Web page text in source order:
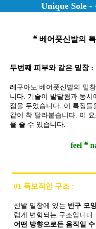
Unique Sole
❝ 베어풋신발의
두번째 피부와 같은 밑창 :
레구아노 베어풋신발의 밑
니다. 기술이 발달됨과 동시
점을 두었습니다. 이 특징
같이 착 달라붙습니다. 이
을 줄 수 있습니다.
feel ❝
01 독보적인 구조 :
신발 밑창에 있는 반구 모
럽게 변형되는 구조입니다
어떤 방향으로든 움직일